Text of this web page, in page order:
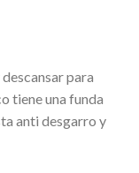
para
tiene una funda
anti desgarro y